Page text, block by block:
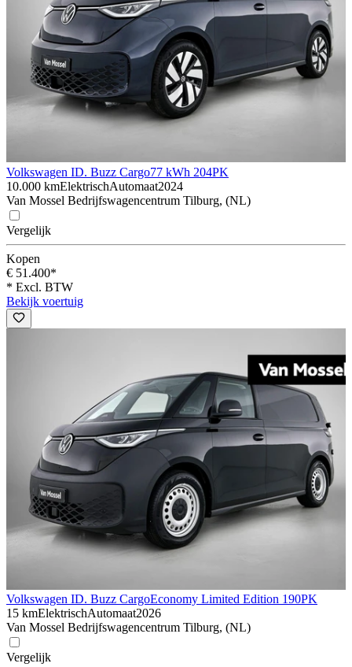
Volkswagen ID. Buzz Cargo77 kWh 204PK
10.000 kmElektrischAutomaat2024
Van Mossel Bedrijfswagencentrum Tilburg, (NL)
Vergelijk
Kopen
€ 51.400*
* Excl. BTW
Bekijk voertuig
Volkswagen ID. Buzz CargoEconomy Limited Edition 190PK
15 kmElektrischAutomaat2026
Van Mossel Bedrijfswagencentrum Tilburg, (NL)
Vergelijk